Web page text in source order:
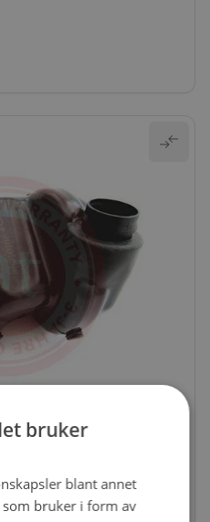
bruker
blant annet
bruker i form av